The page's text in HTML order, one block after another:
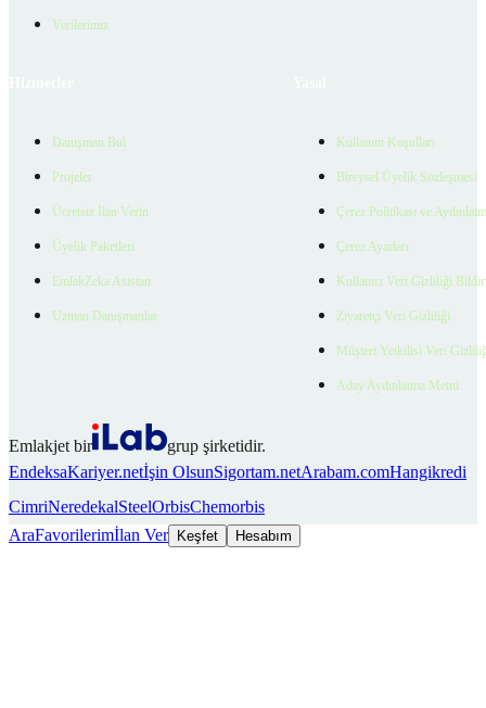
Verilerimiz
Danışman Bul
Projeler
Ücretsiz İlan Verin
Üyelik Paketleri
EmlakZeka Asistan
Uzman Danışmanlar
Kullanım Koşulları
Bireysel Üyelik Sözleşmesi
Çerez Politikası ve
Çerez Ayarları
Kullanıcı Veri Gizliliği
Ziyaretçi Veri Gizliliği
Müşteri Yetkilisi Veri
Aday Aydınlatma Metni
Emlakjet bir
grup şirketidir.
EndeksaKariyer.netİşin OlsunSigortam.netArabam.comHangikredi
CimriNeredekalSteelOrbisChemorbis
AraFavorilerimİlan Ver Keşfet Hesabım